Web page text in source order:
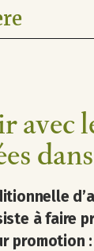
avec
à faire
promotion :